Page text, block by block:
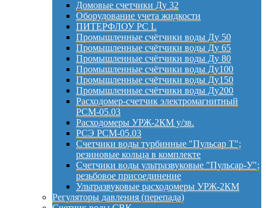
Домовые счетчики Ду 32
Оборудование учета жидкости
ПИТЕРФЛОУ РС L
Промышленные счётчики воды Ду 50
Промышленные счётчики воды Ду 65
Промышленные счётчики воды Ду 80
Промышленные счётчики воды Ду100
Промышленные счётчики воды Ду150
Промышленные счётчики воды Ду200
Расходомер-счетчик электромагнитный
РСМ-05.03
Расходомеры УРЖ-2КМ у/зв.
РСЭ РСМ-05.03
Счетчики воды турбинные "Пульсар Т";
резиновые кольца в комплекте
Счетчики воды ультразвуковые "Пульсар-У";
резьбовое присоединение
Ультразвуковые расходомеры УРЖ-2КМ
Регуляторы давления (перепада)